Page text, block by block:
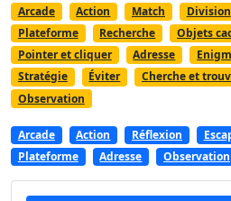
Arcade Action Match Division
Plateforme
Recherche Objets
Pointer et cliquer
Adresse
Stratégie
Éviter Cherche et
Observation
Arcade Action Réflexion
Plateforme
Adresse Observation